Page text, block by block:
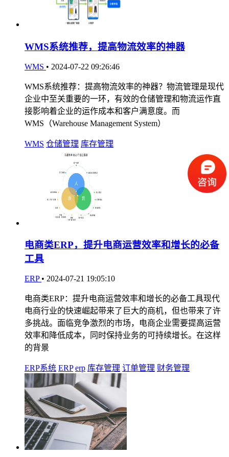
WMS系统推荐，提高物流效率的神器
WMS • 2024-07-22 09:26:46
WMS系统推荐：提高物流效率的神器？物流管理是现代
企业中至关重要的一环，有效的仓储管理和物流运作直
接影响着企业的运作成本和客户满意度。而
WMS（Warehouse Management System）
WMS 仓储管理 库存管理
电商类ERP，提升电商运营效率和增长的必备
工具
ERP • 2024-07-21 19:05:10
电商类ERP：提升电商运营效率和增长的必备工具现代
电商行业的快速崛起带来了巨大的商机，但也带来了许
多挑战。面临竞争激烈的市场，电商企业需要提高运营
效率和降低成本，同时保持业务的可持续增长。在这样
的背景
ERP系统 ERP erp 库存管理 订单管理 财务管理